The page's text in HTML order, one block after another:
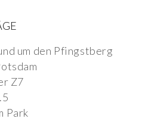
um den Pfingstberg
Z7
Park